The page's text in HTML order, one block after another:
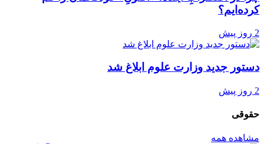
کرده‌ایم؟
2 روز پیش
دستور جدید وزارت علوم ابلاغ شد
2 روز پیش
حقوقی
مشاهده همه